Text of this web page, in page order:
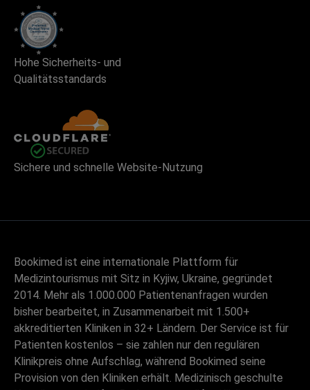
Hohe Sicherheits- und
Qualitätsstandards
Sichere und schnelle Website-Nutzung
Bookimed ist eine internationale Plattform für
Medizintourismus mit Sitz in Kyjiw, Ukraine, gegründet
2014. Mehr als 1.000.000 Patientenanfragen wurden
bisher bearbeitet, in Zusammenarbeit mit 1.500+
akkreditierten Kliniken in 32+ Ländern. Der Service ist für
Patienten kostenlos – sie zahlen nur den regulären
Klinikpreis ohne Aufschlag, während Bookimed seine
Provision von den Kliniken erhält. Medizinisch geschulte